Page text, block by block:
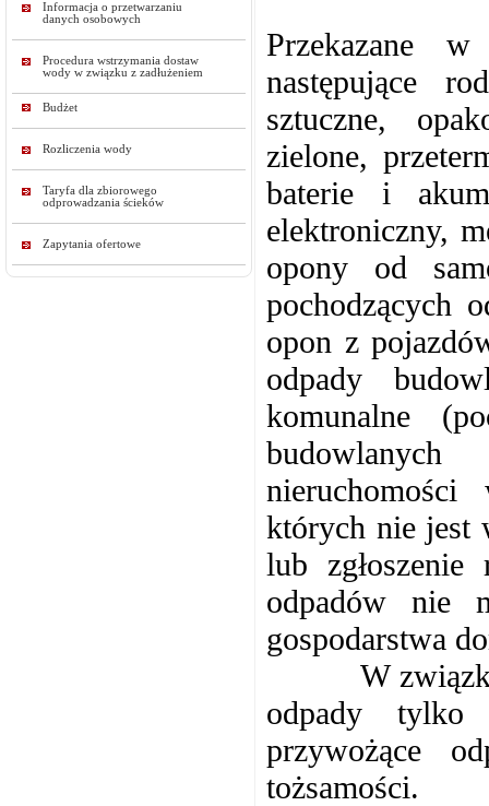
Informacja o przetwarzaniu
danych osobowych
Procedura wstrzymania dostaw
wody w związku z zadłużeniem
Budżet
Rozliczenia wody
Taryfa dla zbiorowego
odprowadzania ścieków
Zapytania ofertowe
Przekazane
następujące
sztuczne,
zielone,
baterie i
elektroniczny,
opony od
pochodzących
opon z
odpady
komunalne
których nie jest
lub
odpadów nie
gospodarstwa
W związku z
odpady tylko
przywożące
tożsamości.